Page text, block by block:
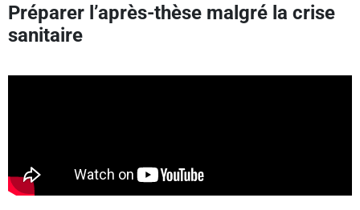
Préparer l’après-thèse malgré la crise
sanitaire